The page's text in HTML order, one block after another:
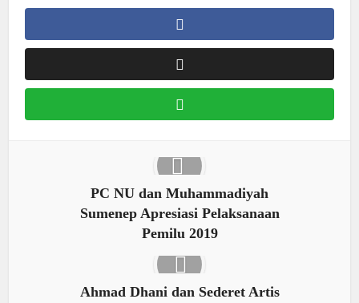
PC NU dan Muhammadiyah
Sumenep Apresiasi Pelaksanaan
Pemilu 2019
Ahmad Dhani dan Sederet Artis